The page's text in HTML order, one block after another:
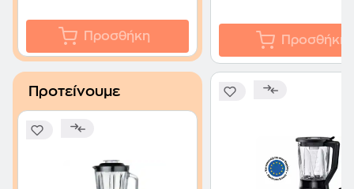
Προσθήκη Προσθήκη
Προτείνουμε